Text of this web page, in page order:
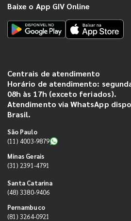
Baixe o App GIV Online
Centrais de atendimento
Horário de atendimento:
08h às 17h (exceto feriados).
Atendimento via WhatsApp
Brasil.
São Paulo
(11) 4003-9879
Minas Gerais
(31) 2391-4791
Santa Catarina
(48) 3380-9406
Pernambuco
(81) 3264-0921